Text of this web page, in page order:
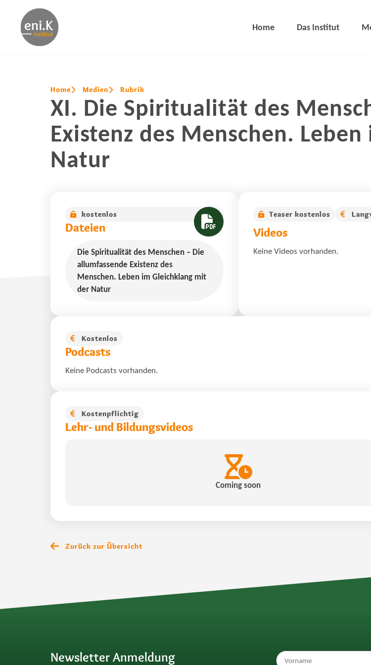
Home Das Institut
Home Medien Rubrik
XI. Die Spiritualität des
Existenz des Menschen.
Natur
kostenlos
Dateien
Die Spiritualität des Menschen – Die
allumfassende Existenz des
Menschen. Leben im Gleichklang mit
der Natur
Teaser kostenlos
Videos
Keine Videos vorhanden.
Kostenlos
Podcasts
Keine Podcasts vorhanden.
Kostenpflichtig
Lehr- und Bildungsvideos
Coming soon
Zurück zur Übersicht
Newsletter Anmeldung